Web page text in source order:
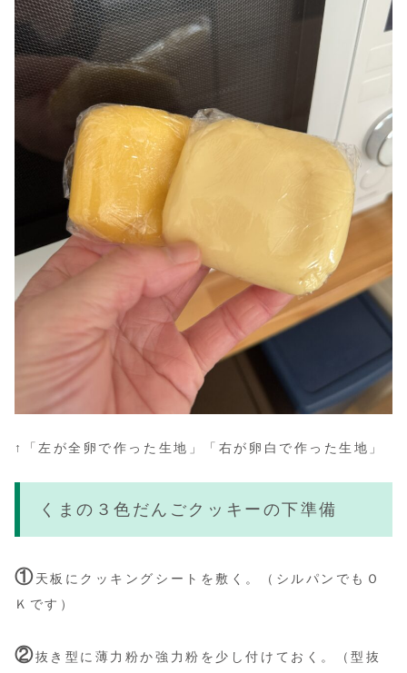
↑「左が全卵で作った生地」「右が卵白で作った生地」
くまの３色だんごクッキーの下準備
①天板にクッキングシートを敷く。
（シルパンでもＯ
Ｋです）
②抜き型に薄力粉か強力粉を少し付けておく。
（型抜